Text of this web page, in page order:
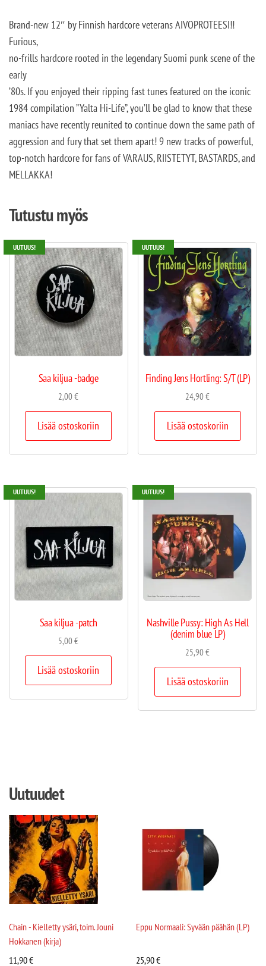
Brand-new 12″ by Finnish hardcore veterans AIVOPROTEESI!!
Furious,
no-frills hardcore rooted in the legendary Suomi punk scene of the
early
’80s. If you enjoyed their ripping fast tunes featured on the iconic
1984 compilation ”Yalta Hi-Life”, you’ll be glad to know that these
maniacs have recently reunited to continue down the same path of
aggression and fury that set them apart! 9 new tracks of powerful,
top-notch hardcore for fans of VARAUS, RIISTETYT, BASTARDS, and
MELLAKKA!
Tutustu myös
UUTUUS!
Saa kiljua -badge
2,00€
Lisää ostoskoriin
UUTUUS!
Finding Jens Hortling: S/T (LP)
24,90€
Lisää ostoskoriin
UUTUUS!
Saa kiljua -patch
5,00€
Lisää ostoskoriin
UUTUUS!
Nashville Pussy: High As Hell
(denim blue LP)
25,90€
Lisää ostoskoriin
Uutuudet
Chain - Kielletty ysäri, toim. Jouni
Hokkanen (kirja)
11,90€
Eppu Normaali: Syvään päähän (LP)
25,90€